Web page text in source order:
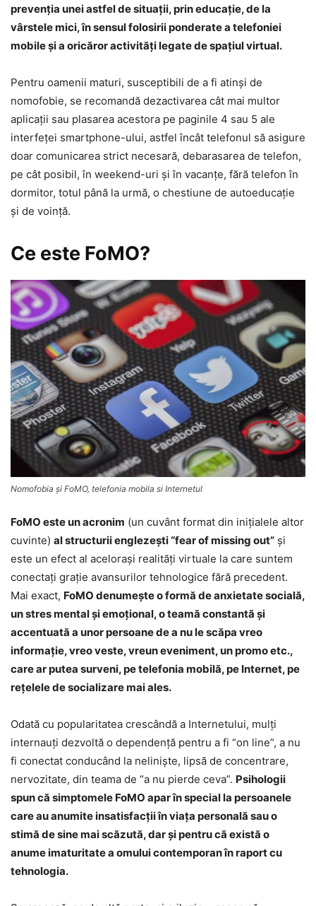
prevenţia unei astfel de situaţii, prin educaţie, de la
vârstele mici, în sensul folosirii ponderate a telefoniei
mobile şi a oricăror activităţi legate de spaţiul virtual.
Pentru oamenii maturi, susceptibili de a fi atinşi de
nomofobie, se recomandă dezactivarea cât mai multor
aplicaţii sau plasarea acestora pe paginile 4 sau 5 ale
interfeţei smartphone-ului, astfel încât telefonul să asigure
doar comunicarea strict necesară, debarasarea de telefon,
pe cât posibil, în weekend-uri şi în vacanţe, fără telefon în
dormitor, totul până la urmă, o chestiune de autoeducaţie
şi de voinţă.
Ce este FoMO?
Nomofobia şi FoMO, telefonia mobila si Internetul
FoMO este un acronim (un cuvânt format din iniţialele altor
cuvinte) al structurii englezeşti “fear of missing out” şi
este un efect al aceloraşi realităţi virtuale la care suntem
conectaţi graţie avansurilor tehnologice fără precedent.
Mai exact, FoMO denumeşte o formă de anxietate socială,
un stres mental şi emoţional, o teamă constantă şi
accentuată a unor persoane de a nu le scăpa vreo
informaţie, vreo veste, vreun eveniment, un promo etc.,
care ar putea surveni, pe telefonia mobilă, pe Internet, pe
reţelele de socializare mai ales.
Odată cu popularitatea crescândă a Internetului, mulţi
internauţi dezvoltă o dependenţă pentru a fi “on line”, a nu
fi conectat conducând la nelinişte, lipsă de concentrare,
nervozitate, din teama de “a nu pierde ceva”. Psihologii
spun că simptomele FoMO apar în special la persoanele
care au anumite insatisfacţii în viaţa personală sau o
stimă de sine mai scăzută, dar şi pentru că există o
anume imaturitate a omului contemporan în raport cu
tehnologia.